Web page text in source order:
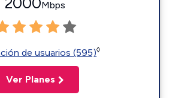
Mbps
de usuarios (595)◊
Ver Planes